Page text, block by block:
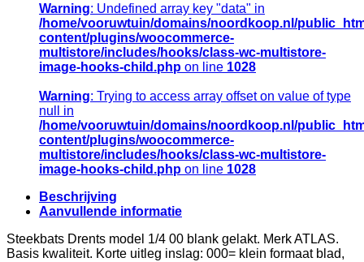
Warning: Undefined array key "data" in
/home/vooruwtuin/domains/noordkoop.nl/
content/plugins/woocommerce-
multistore/includes/hooks/class-wc-multistore-
image-hooks-child.php on line 1028
Warning: Trying to access array offset on value of type
null in
/home/vooruwtuin/domains/noordkoop.nl/
content/plugins/woocommerce-
multistore/includes/hooks/class-wc-multistore-
image-hooks-child.php on line 1028
Beschrijving
Aanvullende informatie
Steekbats Drents model 1/4 00 blank gelakt. Merk ATLAS.
Basis kwaliteit. Korte uitleg inslag: 000= klein formaat blad,